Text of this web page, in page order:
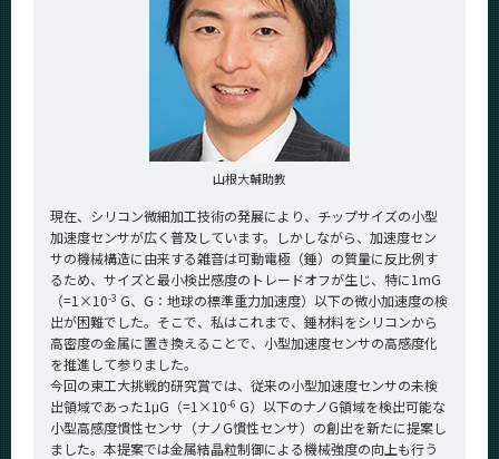
山根大輔助教
現在、シリコン微細加工技術の発展により、チップサイズの小型
加速度センサが広く普及しています。しかしながら、加速度セン
サの機械構造に由来する雑音は可動電極（錘）の質量に反比例す
るため、サイズと最小検出感度のトレードオフが生じ、特に1mG
（=1×10-3 G、G：地球の標準重力加速度）以下の微小加速度の検
出が困難でした。そこで、私はこれまで、錘材料をシリコンから
高密度の金属に置き換えることで、小型加速度センサの高感度化
を推進して参りました。
今回の東工大挑戦的研究賞では、従来の小型加速度センサの未検
出領域であった1μG（=1×10-6 G）以下のナノG領域を検出可能な
小型高感度慣性センサ（ナノG慣性センサ）の創出を新たに提案し
ました。本提案では金属結晶粒制御による機械強度の向上も行う
サイト構成
学内向け情報
系詳細情報
CLOSE